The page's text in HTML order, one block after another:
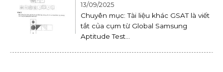
13/09/2025
Chuyên mục: Tài liệu khác GSAT là viết
tắt của cụm từ Global Samsung
Aptitude Test...